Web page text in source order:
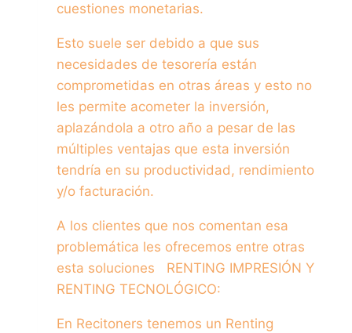
cuestiones monetarias.
Esto suele ser debido a que sus
necesidades de tesorería están
comprometidas en otras áreas y esto no
les permite acometer la inversión,
aplazándola a otro año a pesar de las
múltiples ventajas que esta inversión
tendría en su productividad, rendimiento
y/o facturación.
A los clientes que nos comentan esa
problemática les ofrecemos entre otras
esta soluciones RENTING IMPRESIÓN Y
RENTING TECNOLÓGICO:
En Recitoners tenemos un Renting